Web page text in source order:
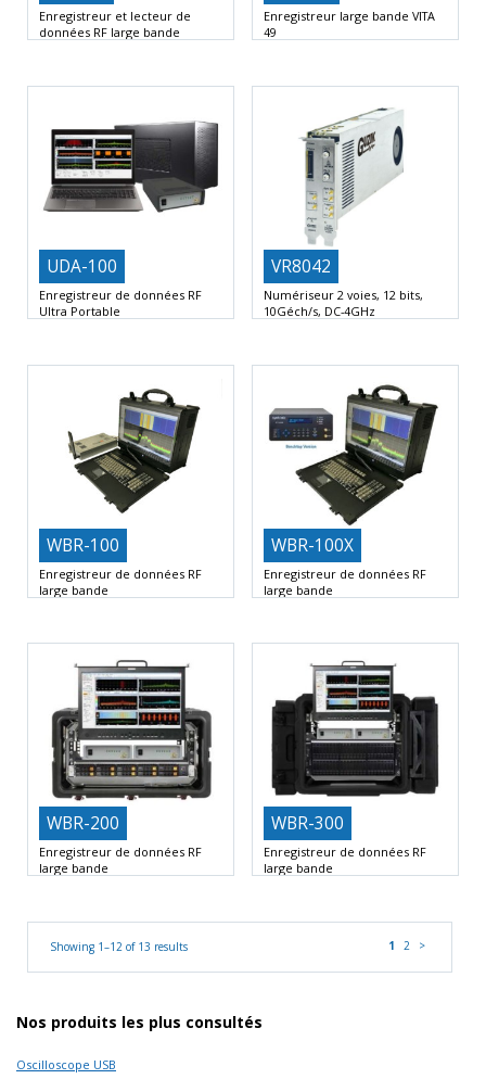
Enregistreur et lecteur de
données RF large bande
Enregistreur large bande VITA
49
d’événements RF
UDA-100
Enregistreur de données RF
Ultra Portable
VR8042
Numériseur 2 voies, 12 bits,
10Géch/s, DC-4GHz
WBR-100
Enregistreur de données RF
large bande
WBR-100X
Enregistreur de données RF
large bande
WBR-200
Enregistreur de données RF
large bande
WBR-300
Enregistreur de données RF
large bande
Showing 1–12 of 13 results 1 2 >
Nos produits les plus consultés
Oscilloscope USB